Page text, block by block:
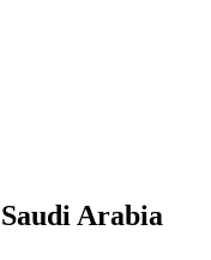
Arabia